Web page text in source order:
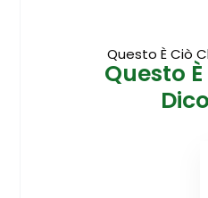
Questo È Ciò
Questo